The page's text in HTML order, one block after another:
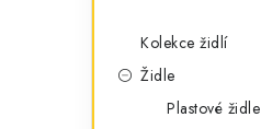
Kolekce židlí
Židle
Plastové židle